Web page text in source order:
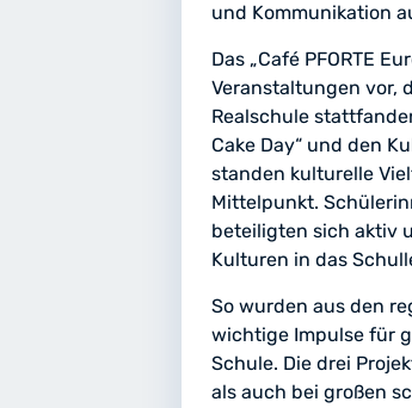
und Kommunikation
Das „Café PFORTE
Veranstaltungen vor,
Realschule
Cake Day“ und den
standen kulturelle
Mittelpunkt.
beteiligten sich aktiv
Kulturen in das
So wurden aus den
wichtige Impulse für
Schule. Die drei
als auch bei großen